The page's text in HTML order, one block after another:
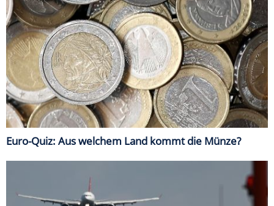
Euro-Quiz: Aus welchem Land kommt die Münze?